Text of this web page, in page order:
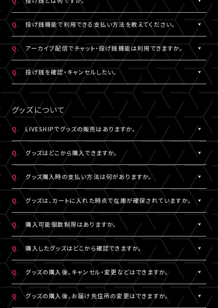
iOS：なし
Android：Chrome
なお、ユーザーがニックネームを変更した場合であっても、過去の
チャットのニックネームは変更されず、変更前のニックネームが表
示されます。
※ニックネームの登録・編集は配信視聴ページからも設定いただ
けます。
※コミュニティ機能が設定されている配信では、コミュニティ機能
とチャット機能のニックネーム設定は連動されます。
※公演によってはX連携をご利用いただけない場合があります。
欄上部「×」印）を押下すると、チャット非表示となります。 また、全
画面表示にした場合も、チャットは非表示になります。
A.
配信中にチップを送ることができる機能です。
投げ銭機能をご利用の場合は、「マイページ」内「基本情報」にござ
います「決済情報」にてクレジットカード決済情報のご登録いただ
くか、
配信中に配信視聴ページよりクレジットカード決済情報のご登録
をお願いいたします。
※公演によっては、投げ銭機能をご利用いただけない場合があり
ます。
Q. 投げ銭機能で利用できる支払い方法を教えてください。
クレジットカード決済をご利用いただけます。
投げ銭機能をご利用の場合は、「マイページ」内「基本情報」にござ
います「決済情報」にてクレジットカード決済情報のご登録いただ
くか、
配信中に配信視聴ページよりクレジットカード決済情報のご登録
をお願いいたします。
なお、決済方法については今後追加される可能性がございます。
Q. アーカイブ配信でチャット・投げ銭機能は利用できますか。
公演により異なります。チケット販売ページなどでご確認ください。
Q. 投げ銭を確認・キャンセルしたい。
投げ銭をキャンセルすることはできません。投げ銭機能をご利用の
場合は、金額に誤りがないか確認のうえ、ご利用ください。
複数回クリックにより、重複課金となる可能性がございますので、
ご注意ください。
※ご利用になった投げ銭は「マイページ」内「投げ銭履歴」よりご
確認いただけます。
グッズについて
Q. LIVESHIPでグッズの販売はありますか。
グッズの販売有無は各配信により異なります。
Q. グッズはどこから購入できますか。
各配信視聴ページなどでご購入いただけます。
LIVESHIPにご登録のA!-ID（メールアドレス）でログインのうえ、ご
利用ください。
※グッズをご購入いただくには、LIVESHIPへの会員登録が必要と
なります。
※LIVESHIPへの会員登録については ［Q:LIVESHIPを利用するに
はどうすればいいですか。］をご参照ください。
Q. グッズ購入時の支払い方法は何がありますか。
クレジットカード決済、コンビニ決済がご利用いただけます。
Q. グッズは、カートに入れた時点で在庫が確保されていますか。
カートに入れた時点では在庫確保とはなりません。
ご注文手続きが完了した時点で在庫確保となります。
ただしコンビニ決済をご利用の場合、支払い期限を過ぎると在庫
確保はリセットされますので予めご了承ください。
Q. 購入可能個数制限はありますか。
A.
公演・グッズにより異なります。グッズ商品詳細ページなどでご確
認ください。
Q. 購入したグッズはどこから確認できますか。
A.
「決済完了のお知らせ」メール、または「マイページ」内「グッズ購入
情報」よりご確認いただけます。
Q. グッズの購入後、キャンセル・変更などはできますか。
A.
お客様都合による商品購入後の注文内容の変更・キャンセル・返
品・交換は一切お受けできません。
Q. グッズの購入後、お届け先住所の変更はできますか。